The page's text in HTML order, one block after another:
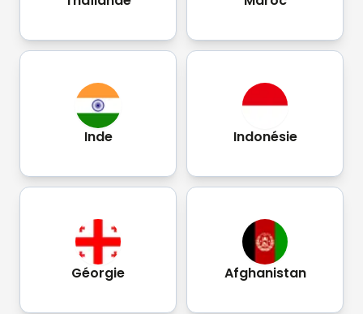
Inde Indonésie
Géorgie Afghanistan